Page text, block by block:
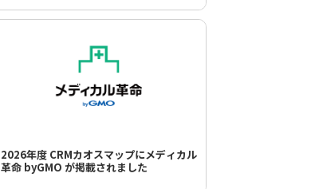
2026年度 CRMカオスマップにメディカル
革命 byGMO が掲載されました